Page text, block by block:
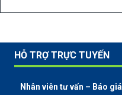
HỖ TRỢ TRỰC TUYẾN
Nhân viên tư vấn – Báo giá